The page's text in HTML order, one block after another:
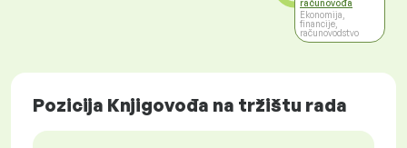
računovođa
Ekonomija,
financije,
računovodstvo
Pozicija Knjigovođa na tržištu rada